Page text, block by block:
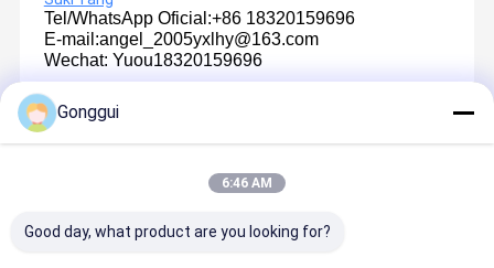
Tel/WhatsApp Oficial:+86 18320159696
E-mail:angel_2005yxlhy@163.com
Wechat: Yuou18320159696
Produtos Recomendados
Gonggui
6:46 AM
Good day, what product are you looking for?